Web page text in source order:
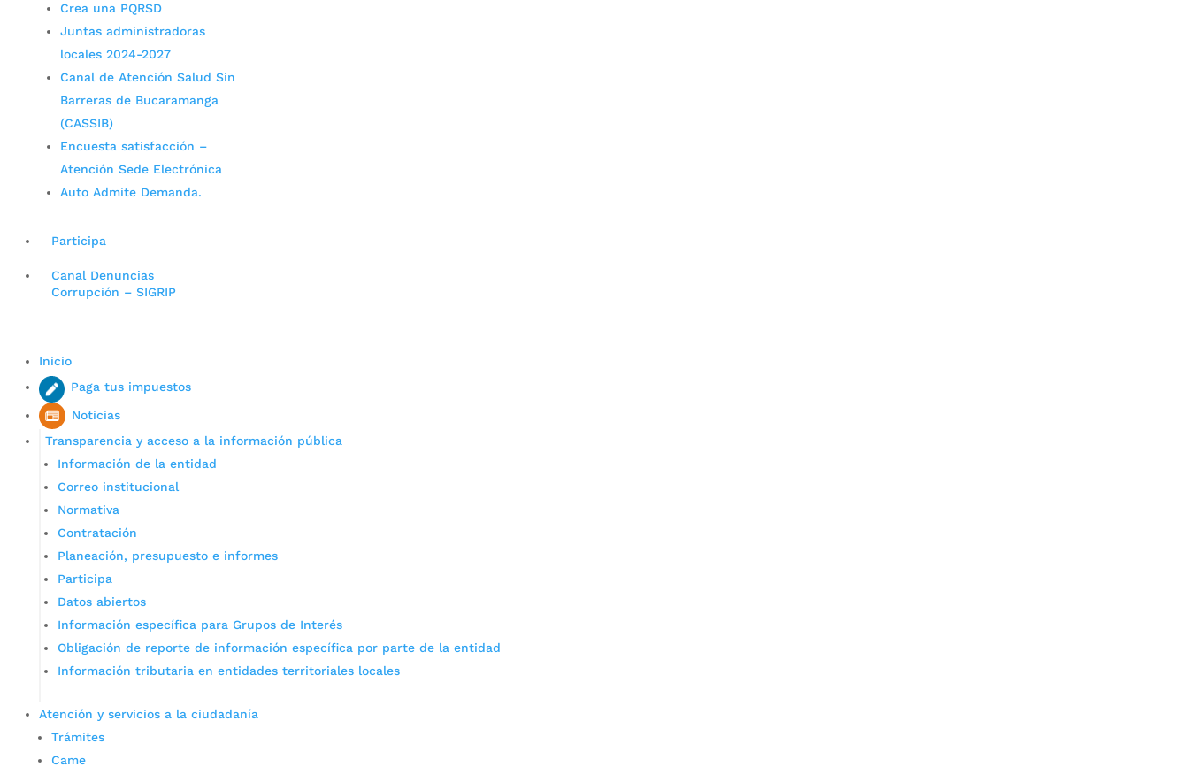
Crea una PQRSD
Juntas administradoras
locales 2024-2027
Canal de Atención Salud Sin
Barreras de Bucaramanga
(CASSIB)
Encuesta satisfacción –
Atención Sede Electrónica
Auto Admite Demanda.
Participa
Canal Denuncias
Corrupción – SIGRIP
Inicio
Paga tus impuestos
Noticias
Transparencia y acceso a la información pública
Información de la entidad
Correo institucional
Normativa
Contratación
Planeación, presupuesto e informes
Participa
Datos abiertos
Información específica para Grupos de Interés
Obligación de reporte de información específica por parte de la entidad
Información tributaria en entidades territoriales locales
Atención y servicios a la ciudadanía
Trámites
Came